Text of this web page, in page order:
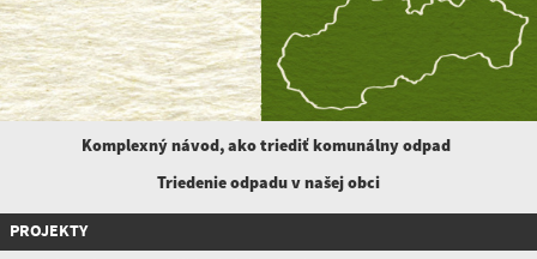
Komplexný návod, ako triediť komunálnyodpad
Triedenie odpadu v našej obci
PROJEKTY